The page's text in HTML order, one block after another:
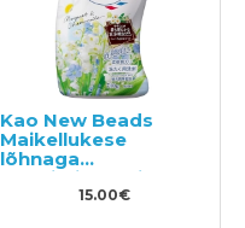
Kao New Beads
Maikellukese
lõhnaga
konditsioneeri
sisaldav pesugeel
15.00€